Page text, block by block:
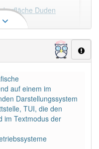
Duden
: 1
auf einem im
Darstellungssystem
TUI, die den
im Textmodus der